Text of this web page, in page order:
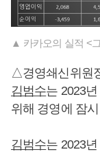
▲ 카카오의 실적 <
△경영쇄신위원
김범수는 2023
위해 경영에 잠
김범수는 2023